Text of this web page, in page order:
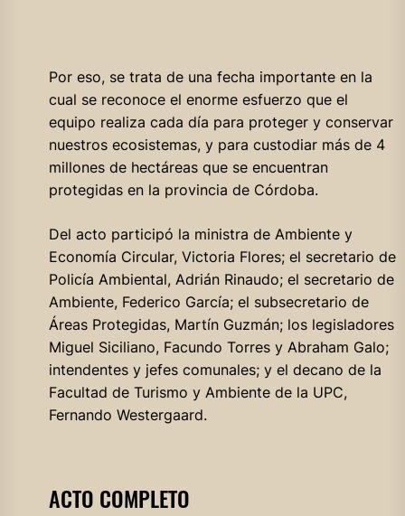
Por eso, se trata de una fecha importante en la
cual se reconoce el enorme esfuerzo que el
equipo realiza cada día para proteger y conservar
nuestros ecosistemas, y para custodiar más de 4
millones de hectáreas que se encuentran
protegidas en la provincia de Córdoba.
Del acto participó la ministra de Ambiente y
Economía Circular, Victoria Flores; el secretario de
Policía Ambiental, Adrián Rinaudo; el secretario de
Ambiente, Federico García; el subsecretario de
Áreas Protegidas, Martín Guzmán; los legisladores
Miguel Siciliano, Facundo Torres y Abraham Galo;
intendentes y jefes comunales; y el decano de la
Facultad de Turismo y Ambiente de la UPC,
Fernando Westergaard.
ACTO COMPLETO